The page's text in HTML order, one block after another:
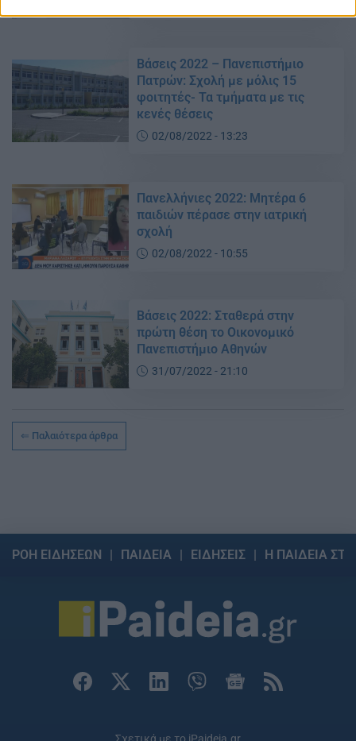
Βάσεις 2022 – Πανεπιστήμιο
Πατρών: Σχολή με μόλις 15
φοιτητές- Τα τμήματα με τις
κενές θέσεις
02/08/2022 - 13:23
Πανελλήνιες 2022: Μητέρα 6
παιδιών πέρασε στην ιατρική
σχολή
02/08/2022 - 10:55
Βάσεις 2022: Σταθερά στην
πρώτη θέση το Οικονομικό
Πανεπιστήμιο Αθηνών
31/07/2022 - 21:10
Παλαιότερα άρθρα
ΡΟΗ ΕΙΔΗΣΕΩΝ ΠΑΙΔΕΙΑ ΕΙΔΗΣΕΙΣ Η ΠΑΙΔΕΙΑ